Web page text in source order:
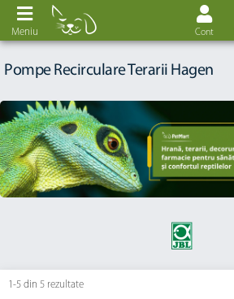
Cont
Meniu
Pompe Recirculare Terarii Hagen
1-5 din 5 rezultate